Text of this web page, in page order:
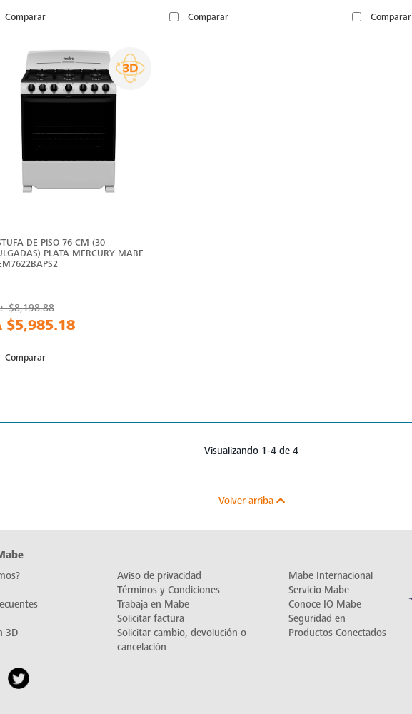
Comparar Comparar Comparar
DE PISO 76 CM (30
PLATA MERCURY MABE
$8,198.88
$5,985.18
Comparar
Visualizando 1-4 de 4
Volver arriba
3D
Aviso de privacidad
Términos y Condiciones
Trabaja en Mabe
Solicitar factura
Solicitar cambio, devolución o
cancelación
Mabe Internacional
Servicio Mabe
Conoce IO Mabe
Seguridad en
Productos Conectados